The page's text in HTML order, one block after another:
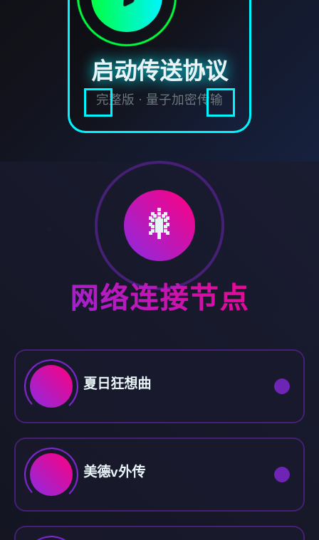
启动传送协议
完整版 · 量子加密传输
🎇
网络连接节点
夏日狂想曲
美德v外传